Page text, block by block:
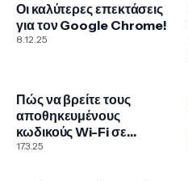
Οι καλύτερες επεκτάσεις
για τον Google Chrome!
8.12.25
Πώς να βρείτε τους
αποθηκευμένους
κωδικούς Wi-Fi σε
Windows και Mac
17.3.25